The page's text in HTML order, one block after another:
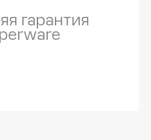
гарантия